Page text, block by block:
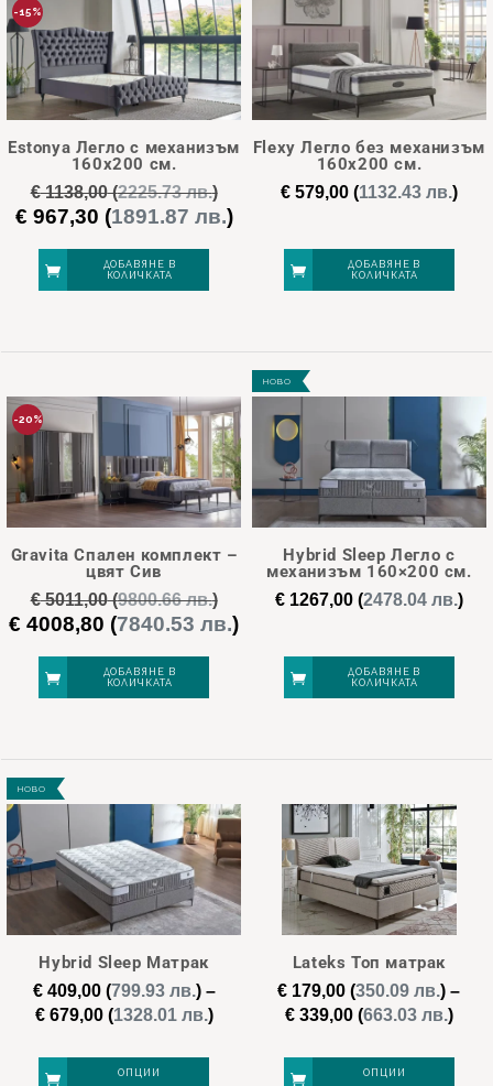
multiple
variants.
The
options
be
chosen
on
the
product
-15%
Estonya Легло с механизъм
160х200 см.
€1138,00(2225.73 лв.)
Original
was:
€ 1138,00.
€ 967,30 (1891.87 лв.)Текущата
€ 967,30.
ДОБАВЯНЕ В
КОЛИЧКАТА
Flexy Легло без механизъм
160х200 см.
€579,00(1132.43 лв.)
ДОБАВЯНЕ В
КОЛИЧКАТА
-20%
Gravita Спален комплект –
цвят Сив
€5011,00(9800.66 лв.)
Original
was:
€ 5011,00.
€ 4008,80 (7840.53 лв.)Текущата
€ 4008,80.
ДОБАВЯНЕ В
КОЛИЧКАТА
НОВО
Hybrid Sleep Легло с
механизъм 160×200 см.
€1267,00(2478.04 лв.)
ДОБАВЯНЕ В
КОЛИЧКАТА
НОВО
Hybrid Sleep Матрак
€409,00(799.93 лв.) –
€679,00(1328.01 лв.)Price
ОПЦИИ
Lateks Топ матрак
€ 179,00 (350.09 лв.) –
€339,00(663.03 лв.)
€
ОПЦИИ